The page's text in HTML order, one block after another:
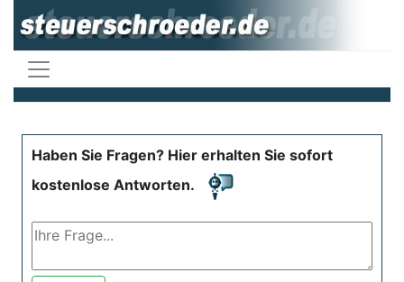
Haben Sie Fragen? Hier erhalten Sie sofort
kostenlose Antworten.